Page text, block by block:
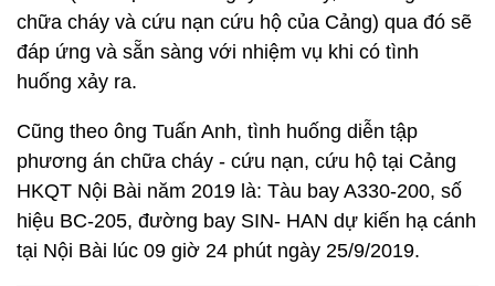
chữa cháy và cứu nạn cứu hộ của Cảng) qua đó sẽ
đáp ứng và sẵn sàng với nhiệm vụ khi có tình
huống xảy ra.
Cũng theo ông Tuấn Anh, tình huống diễn tập
phương án chữa cháy - cứu nạn, cứu hộ tại Cảng
HKQT Nội Bài năm 2019 là: Tàu bay A330-200, số
hiệu BC-205, đường bay SIN- HAN dự kiến hạ cánh
tại Nội Bài lúc 09 giờ 24 phút ngày 25/9/2019.